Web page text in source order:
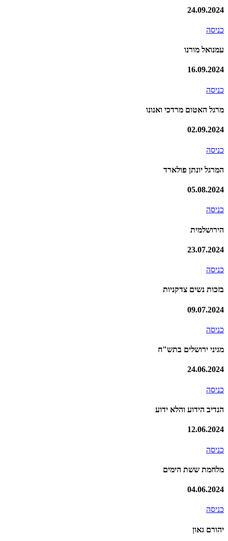
24.09.2024
כניסה
עמנואל מורנו
16.09.2024
כניסה
מרגל האטום מרדכי ואנונו
02.09.2024
כניסה
המרגל יונתן פולארד
05.08.2024
כניסה
הירושלמית
23.07.2024
כניסה
בזכות נשים צדקניות
09.07.2024
כניסה
מגיני ירושלים בתש"ח
24.06.2024
כניסה
הנדיב הידוע והלא ידוע
12.06.2024
כניסה
מלחמת ששת הימים
04.06.2024
כניסה
יהורם גאון